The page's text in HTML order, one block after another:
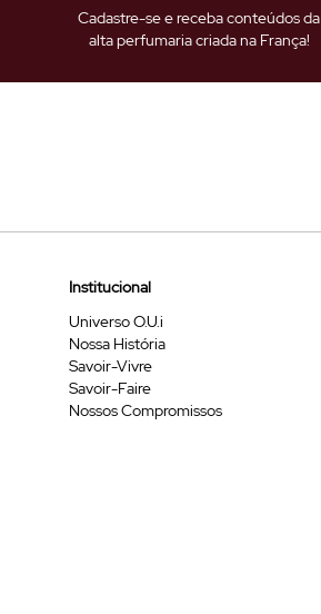
Cadastre-se e receba conteúdos da
alta perfumaria criada na França!
Institucional
Universo O.U.i
Nossa História
Savoir-Vivre
Savoir-Faire
Nossos Compromissos